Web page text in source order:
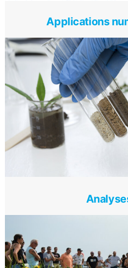
Applications